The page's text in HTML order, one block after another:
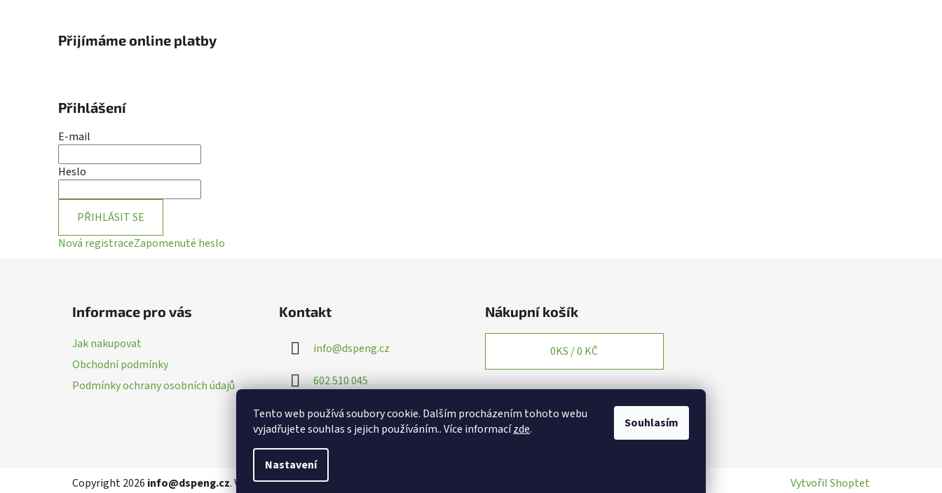
Tento web používá soubory cookie. Dalším procházením tohoto webu
vyjadřujete souhlas s jejich používáním.. Více informacízde.
Nastavení
Souhlasím
Přijímáme online platby
Přihlášení
E-mail
Heslo
PŘIHLÁSIT SE
Nová registraceZapomenuté heslo
Informace pro vás
Jak nakupovat
Obchodní podmínky
Podmínky ochrany osobních údajů
Kontakt
info@dspeng.cz
602 510 045
Nákupní košík
0KS /0 KČ
Vytvořil Shoptet
Copyright 2026 info@dspeng.cz. Všechna práva vyhrazena.